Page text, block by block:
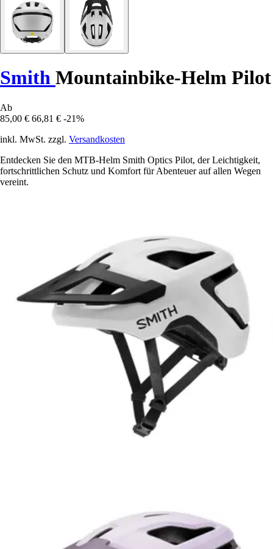
Smith Mountainbike-Helm Pilot
Ab
85,00 € 66,81 € -21%
inkl. MwSt. zzgl. Versandkosten
Entdecken Sie den MTB-Helm Smith Optics Pilot, der Leichtigkeit,
fortschrittlichen Schutz und Komfort für Abenteuer auf allen Wegen
vereint.